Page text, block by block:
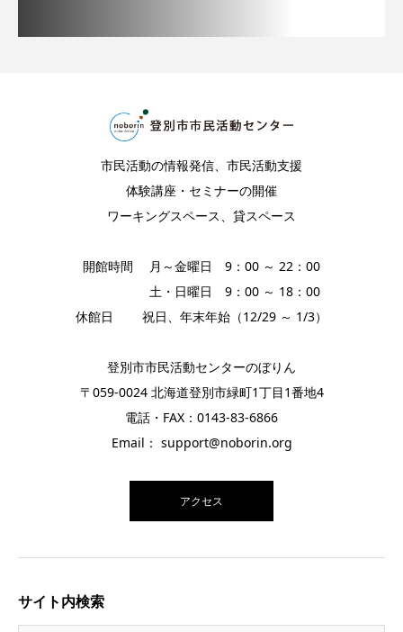
市民活動の情報発信、市民活動支援
体験講座・セミナーの開催
ワーキングスペース、貸スペース
開館時間 月～金曜日 9：00 ～ 22：00
土・日曜日 9：00 ～ 18：00
休館日 祝日、年末年始（12/29 ～ 1/3）
登別市市民活動センターのぼりん
〒059-0024 北海道登別市緑町1丁目1番地4
電話・FAX：0143-83-6866
Email： support@noborin.org
アクセス
サイト内検索